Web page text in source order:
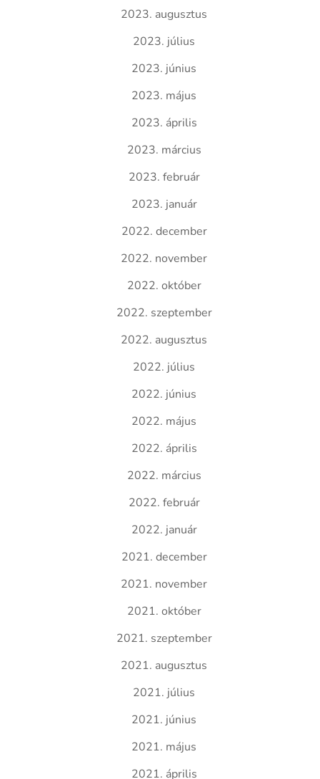
2023. augusztus
2023. július
2023. június
2023. május
2023. április
2023. március
2023. február
2023. január
2022. december
2022. november
2022. október
2022. szeptember
2022. augusztus
2022. július
2022. június
2022. május
2022. április
2022. március
2022. február
2022. január
2021. december
2021. november
2021. október
2021. szeptember
2021. augusztus
2021. július
2021. június
2021. május
2021. április